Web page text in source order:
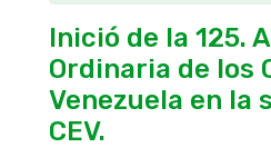
Inició de la 125.
Ordinaria de los
Venezuela en la
CEV.